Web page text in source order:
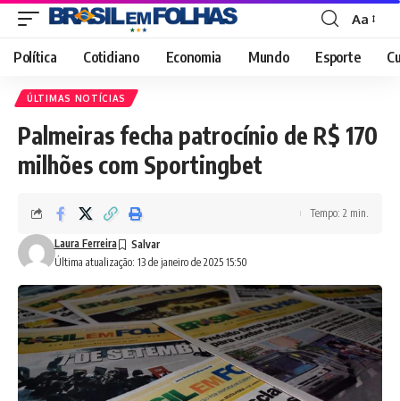
Font
Resizer
Aa
Política Cotidiano Economia Mundo Esporte
ÚLTIMAS NOTÍCIAS
Palmeiras fecha patrocínio de R$ 170
milhões com Sportingbet
Última atualização: 13 de janeiro de 2025 15:50
Laura Ferreira
Tempo: 2 min.